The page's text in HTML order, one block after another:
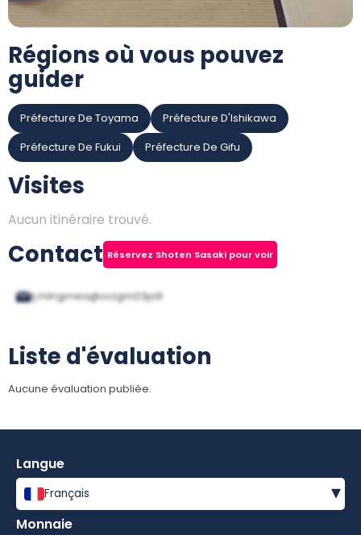
Régions où vous pouvez
guider
Préfecture De Toyama
Préfecture D'Ishikawa
Préfecture De Fukui
Préfecture De Gifu
Visites
Aucun itinéraire trouvé.
Contact Réservez Shoten Sasaki pour voir
ij.mlngmea@ocigm03pi9
Liste d'évaluation
Aucune évaluation publiée.
Langue
Français ▾
Monnaie